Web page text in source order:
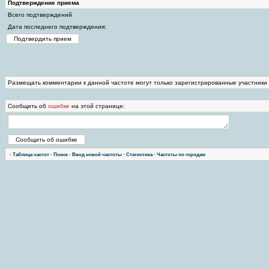
Подтверждение приема
Всего подтверждений
Дата последнего подтверждения:
Размещать комментарии к данной частоте могут только зарегистрированные
Сообщить об ошибке на этой странице:
· Таблица частот · Поиск · Ввод новой частоты · Статистика· Частоты по городам